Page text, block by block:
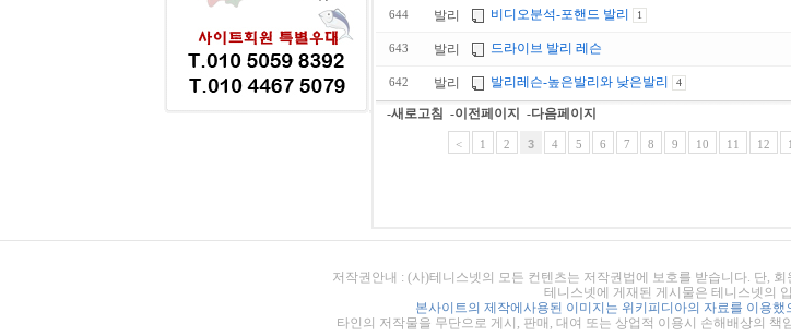
644 발리 비디오분석-포핸드 발리 1
643 발리 드라이브 발리 레슨
642 발리 발리레슨-높은발리와 낮은발리 4
-새로고침 -이전페이지 -다음페이지
< 1 2 3 4 5 6 7 8 9 10 11 12
저작권안내 : (사)테니스넷의 모든 컨텐츠는 저작권법에 보호를 받습니다. 단,
테니스넷에 게재된 게시물은 테니스넷의
본사이트의 제작에사용된 이미지는 위키피디아의 자료를 이용
타인의 저작물을 무단으로 게시, 판매, 대여 또는 상업적 이용시 손해배상의